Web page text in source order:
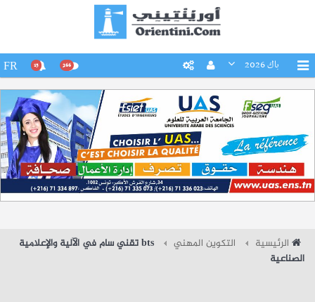
باك 2026 266
15
FR
الرئيسية التكوين المهني
bts تقني سام في الآلية والإعلامية
الصناعية